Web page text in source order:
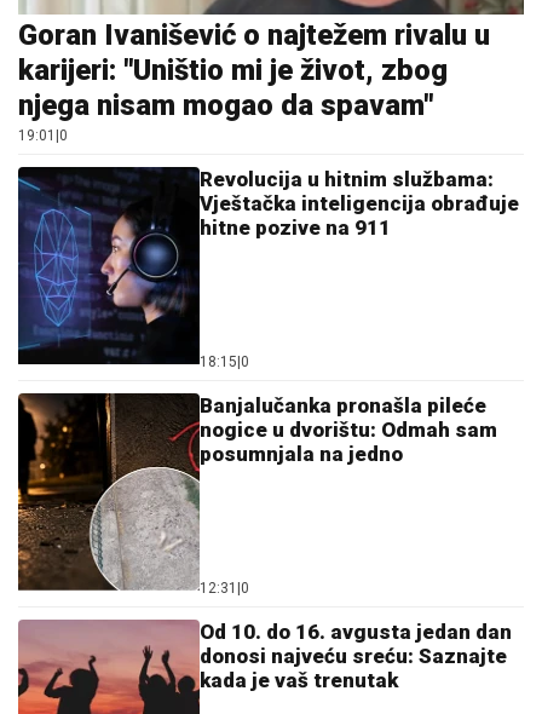
Goran Ivanišević o najtežem rivalu u
karijeri: "Uništio mi je život, zbog
njega nisam mogao da spavam"
19:01 0
Revolucija u hitnim službama:
Vještačka inteligencija obrađuje
hitne pozive na 911
18:15 0
Banjalučanka pronašla pileće
nogice u dvorištu: Odmah sam
posumnjala na jedno
12:31 0
Od 10. do 16. avgusta jedan dan
donosi najveću sreću: Saznajte
kada je vaš trenutak